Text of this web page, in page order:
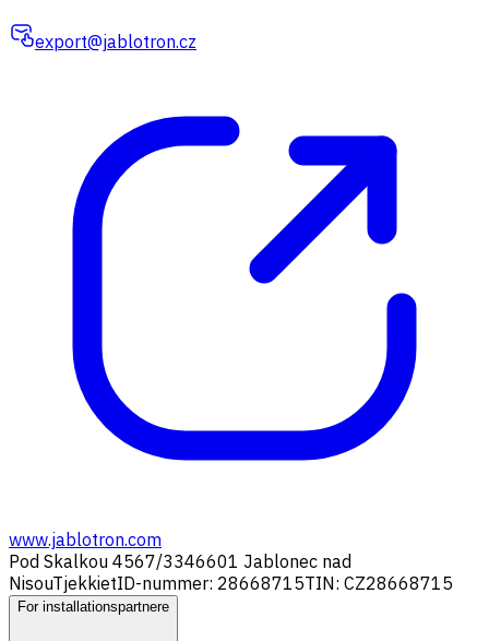
export@jablotron.cz
www.jablotron.com
Pod Skalkou 4567/3346601 Jablonec nad
NisouTjekkietID-nummer: 28668715TIN: CZ28668715
For installationspartnere